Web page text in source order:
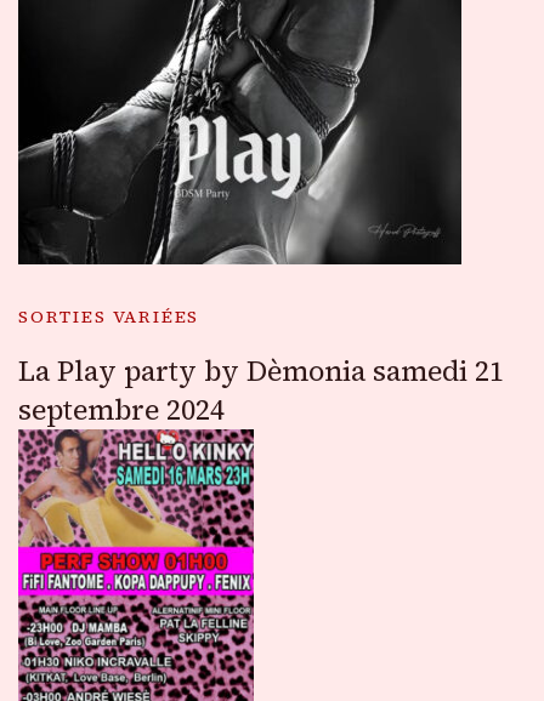
SORTIES VARIÉES
La Play party by Dèmonia samedi 21
septembre 2024